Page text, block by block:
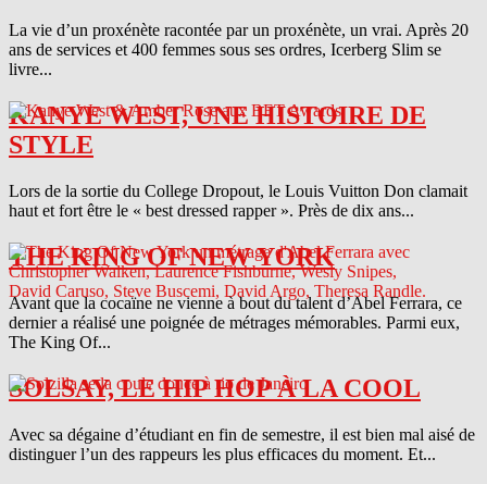
La vie d’un proxénète racontée par un proxénète, un vrai. Après 20
ans de services et 400 femmes sous ses ordres, Icerberg Slim se
livre...
KANYE WEST, UNE HISTOIRE DE
STYLE
Lors de la sortie du College Dropout, le Louis Vuitton Don clamait
haut et fort être le « best dressed rapper ». Près de dix ans...
THE KING OF NEW YORK
Avant que la cocaïne ne vienne à bout du talent d’Abel Ferrara, ce
dernier a réalisé une poignée de métrages mémorables. Parmi eux,
The King Of...
SOLSAY, LE HIP HOP À LA COOL
Avec sa dégaine d’étudiant en fin de semestre, il est bien mal aisé de
distinguer l’un des rappeurs les plus efficaces du moment. Et...